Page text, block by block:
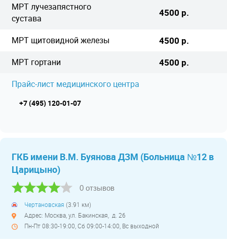
МРТ лучезапястного
сустава
4500 р.
МРТ щитовидной железы 4500 р.
МРТ гортани 4500 р.
Прайс-лист медицинского центра
+7 (495) 120-01-07
ГКБ имени В.М. Буянова ДЗМ (Больница №12 в
Царицыно)
0 отзывов
Чертановская (3.91 км)
Адрес: Москва, ул. Бакинская, д. 26
Пн-Пт 08:30-19:00, Сб 09:00-14:00, Вс выходной